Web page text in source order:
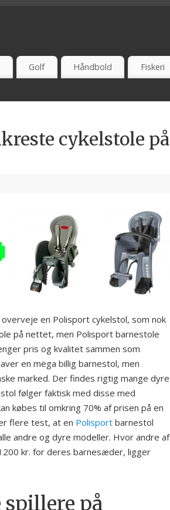
- ERFARING
Golf Håndbold Fiskeri
cykelstole på
en Polisport cykelstol, som nok
på nettet, men Polisport barnestole
pris og kvalitet sammen som
en mega billig barnestol, men
marked. Der findes rigtig mange dyre
følger faktisk med disse med
købes til omkring 70% af prisen på en
flere test, at en Polisport barnestol
andre og dyre modeller. Hvor andre af
kr. for deres barnesæder, ligger
på